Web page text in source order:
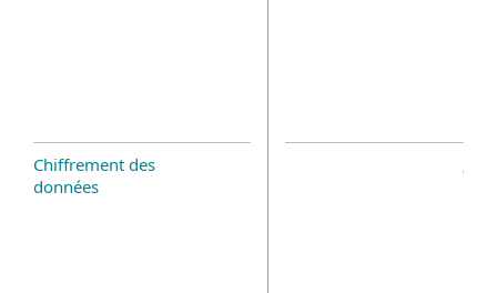
Chiffrement des
données